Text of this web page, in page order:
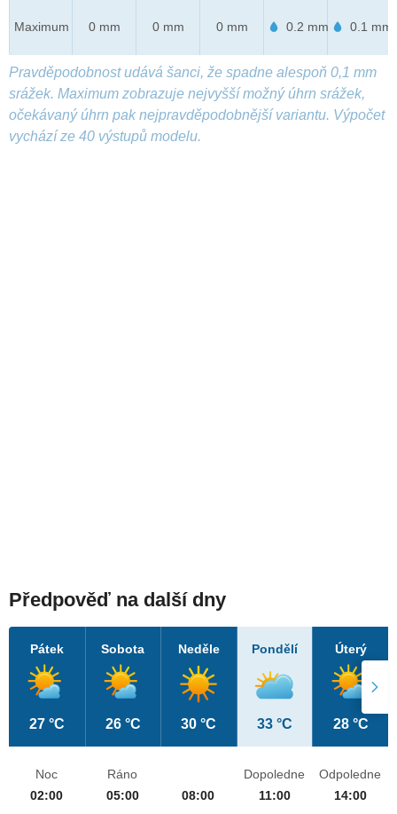
Maximum 0 mm 0 mm 0 mm 0.2 mm 0.1 mm
Pravděpodobnost udává šanci, že spadne alespoň 0,1 mm
srážek. Maximum zobrazuje nejvyšší možný úhrn srážek,
očekávaný úhrn pak nejpravděpodobnější variantu. Výpočet
vychází ze 40 výstupů modelu.
Předpověď na další dny
Pátek
27 °C
Sobota
26 °C
Neděle
30 °C
Pondělí
33 °C
Úterý
28 °C
Noc
02:00
Ráno
05:00
08:00
Dopoledne
11:00
Odpoledne
14:00